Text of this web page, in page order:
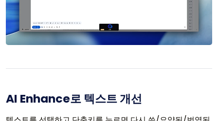
AI Enhance로 텍스트 개선